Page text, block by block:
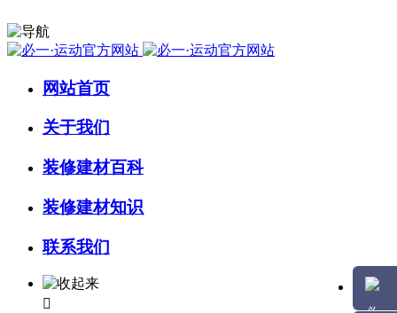
网站首页
关于我们
装修建材百科
装修建材知识
联系我们
